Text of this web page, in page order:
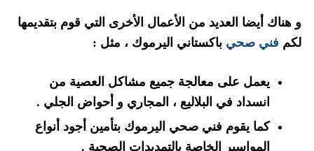
و هناك أيضا العديد من الأعمال الأخرى التي قوم بتقديمها
لكم فني صحي باكستاني اليرموك ، مثل :
يعمل على معالجة جميع مشاكل العصية من
انسداد في البلاليع ، المجاري و أحواض الجلي .
كما يقوم فني صحي اليرموك بتأمين أجود أنواع
المواسير الخاصة بالتمديدات الصحية .